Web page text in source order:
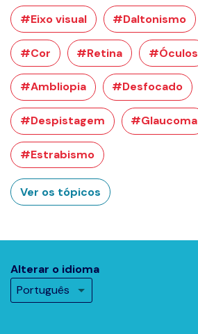
#Eixo visual #Daltonismo
#Cor #Retina #Óculos
#Ambliopia #Desfocado
#Despistagem #Glaucoma
#Estrabismo
Ver os tópicos
Alterar o idioma